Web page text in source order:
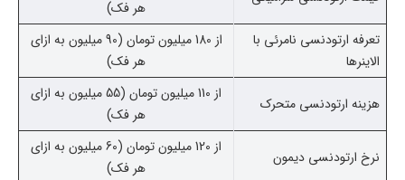
هر فک)
تعرفه ارتودنسی نامرئی با
الاینرها
از 180 میلیون تومان (90 میلیون به ازای
هر فک)
هزینه ارتودنسی متحرک
از 110 میلیون تومان (55 میلیون به ازای
هر فک)
نرخ ارتودنسی دیمون
از 120 میلیون تومان (60 میلیون به ازای
هر فک)